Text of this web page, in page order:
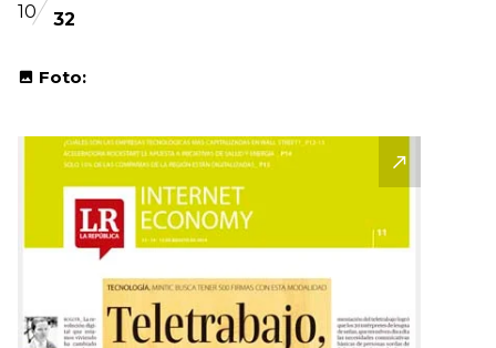
10 32
Foto: